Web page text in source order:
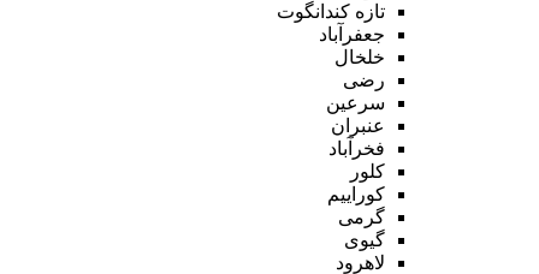
تازه کندانگوت
جعفرآباد
خلخال
رضی
سرعین
عنبران
فخرآباد
کلور
کوراییم
گرمی
گیوی
لاهرود